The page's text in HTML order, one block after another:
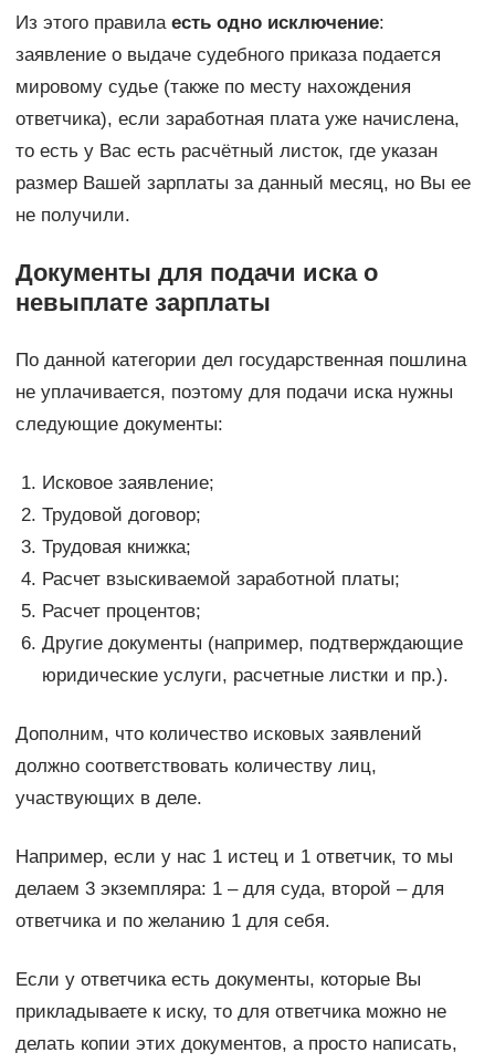
Из этого правила есть одно исключение:
заявление о выдаче судебного приказа подается
мировому судье (также по месту нахождения
ответчика), если заработная плата уже начислена,
то есть у Вас есть расчётный листок, где указан
размер Вашей зарплаты за данный месяц, но Вы ее
не получили.
Документы для подачи иска о
невыплате зарплаты
По данной категории дел государственная пошлина
не уплачивается, поэтому для подачи иска нужны
следующие документы:
Исковое заявление;
Трудовой договор;
Трудовая книжка;
Расчет взыскиваемой заработной платы;
Расчет процентов;
Другие документы (например, подтверждающие
юридические услуги, расчетные листки и пр.).
Дополним, что количество исковых заявлений
должно соответствовать количеству лиц,
участвующих в деле.
Например, если у нас 1 истец и 1 ответчик, то мы
делаем 3 экземпляра: 1 – для суда, второй – для
ответчика и по желанию 1 для себя.
Если у ответчика есть документы, которые Вы
прикладываете к иску, то для ответчика можно не
делать копии этих документов, а просто написать,